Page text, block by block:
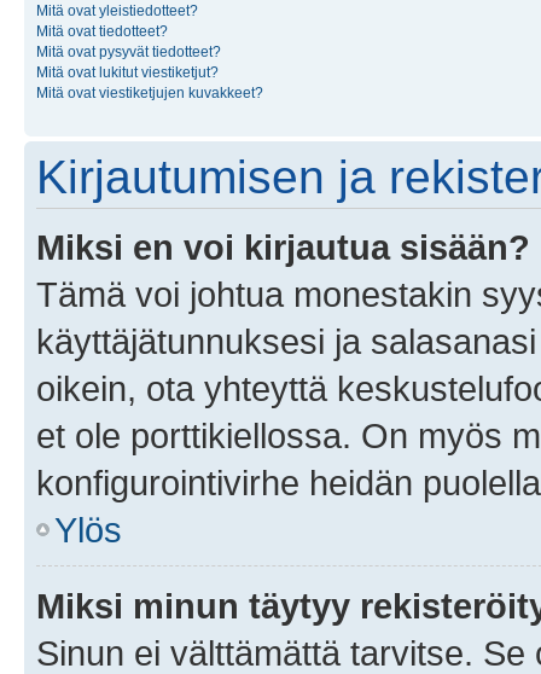
Mitä ovat yleistiedotteet?
Mitä ovat tiedotteet?
Mitä ovat pysyvät tiedotteet?
Mitä ovat lukitut viestiketjut?
Mitä ovat viestiketjujen kuvakkeet?
Kirjautumisen ja
Miksi en voi kirjautua sisään?
Tämä voi johtua monestakin
käyttäjätunnuksesi ja
oikein, ota yhteyttä
et ole porttikiellossa. On myös
konfigurointivirhe heidän
Ylös
Miksi minun täytyy
Sinun ei välttämättä tarvitse.